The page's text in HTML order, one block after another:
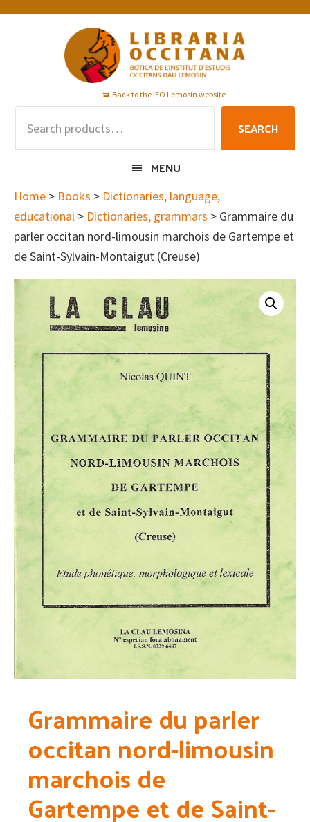
Skip
Skip
Skip
Back to the IEO Lemosin website
SEARCH
MENU
Home > Books > Dictionaries, language,
educational > Dictionaries, grammars > Grammaire du
parler occitan nord-limousin marchois de Gartempe et
de Saint-Sylvain-Montaigut (Creuse)
Grammaire du parler
occitan nord-limousin
marchois de
Gartempe et de Saint-